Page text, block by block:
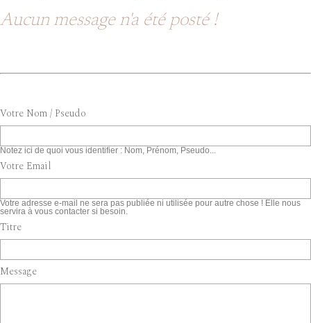
Aucun message n'a été posté !
Votre Nom / Pseudo
Notez ici de quoi vous identifier : Nom, Prénom, Pseudo...
Votre Email
Votre adresse e-mail ne sera pas publiée ni utilisée pour autre chose ! Elle nous
servira à vous contacter si besoin.
Titre
Message